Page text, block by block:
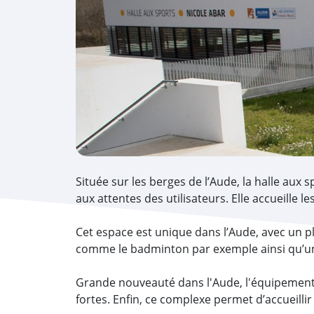
Située sur les berges de l’Aude, la halle
aux attentes des utilisateurs. Elle accueille
Cet espace est unique dans l’Aude, avec
comme le badminton par exemple ainsi
Grande nouveauté dans l'Aude,
fortes. Enfin, ce complexe permet